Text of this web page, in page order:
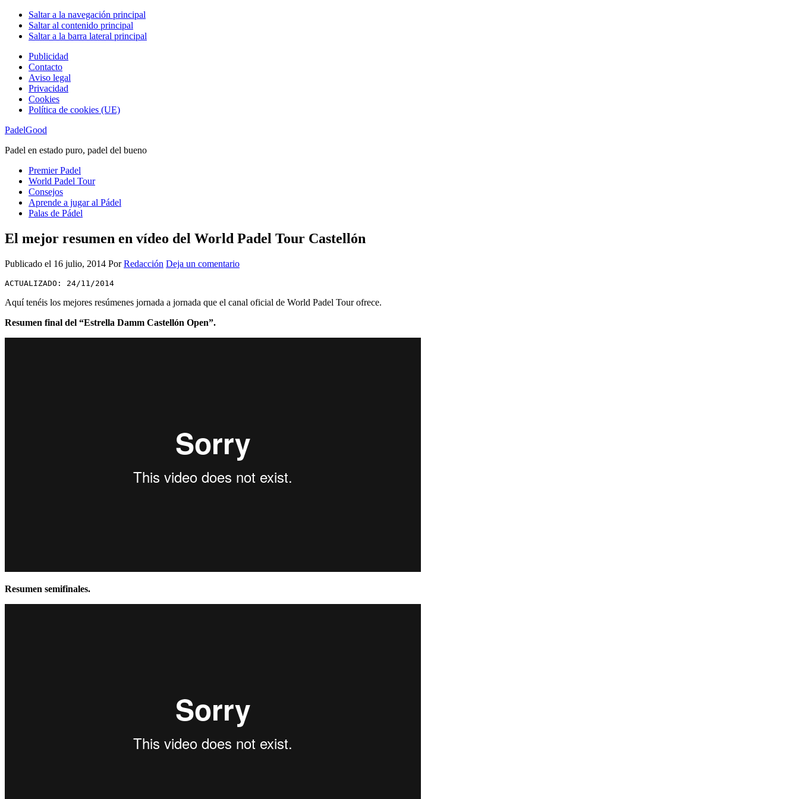
Saltar a la navegación principal
Saltar al contenido principal
Saltar a la barra lateral principal
Publicidad
Contacto
Aviso legal
Privacidad
Cookies
Política de cookies (UE)
PadelGood
Padel en estado puro, padel del bueno
Premier Padel
World Padel Tour
Consejos
Aprende a jugar al Pádel
Palas de Pádel
El mejor resumen en vídeo del World Padel Tour Castellón
Publicado el 16 julio, 2014 PorRedacción Deja un comentario
ACTUALIZADO: 24/11/2014
Aquí tenéis los mejores resúmenes jornada a jornada que el canal oficial de World Padel Tour ofrece.
Resumen final del “Estrella Damm Castellón Open”.
Resumen semifinales.